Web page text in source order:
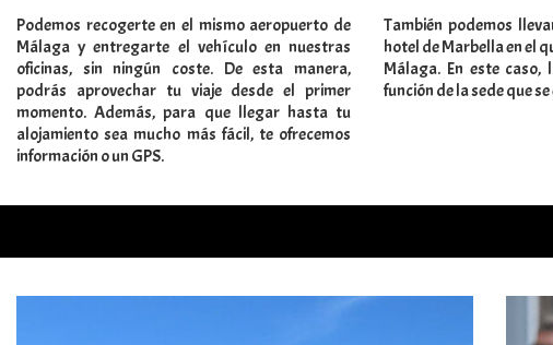
Podemos recogerte en el mismo aeropuerto de
Málaga y entregarte el vehículo en nuestras
oficinas, sin ningún coste. De esta manera,
podrás aprovechar tu viaje desde el primer
momento. Además, para que llegar hasta tu
alojamiento sea mucho más fácil, te ofrecemos
información o un GPS.
También podemos
hotel de Marbella en el
Málaga. En este
función de la sede que